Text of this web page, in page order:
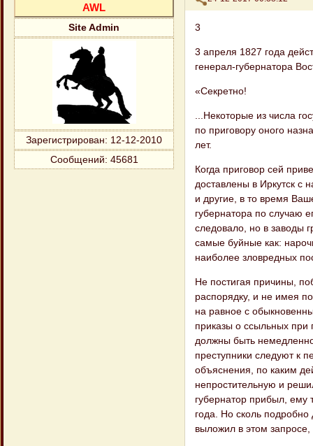
AWL
Site Admin
Зарегистрирован: 12-12-2010
Сообщений: 45681
3
3 апреля 1827 года
генерал-губернатора
«Секретно!
...Некоторые из числа
по при​говору оного
лет.
Когда приговор сей
доставлены в Иркутск с
и другие, в то время
губернатора по случаю
следовало, но в заводы
самые буйные как:
наиболее зловредных
Не постигая причины,
распорядку, и не имея
на равное с
приказы о ссыльных
должны быть
преступники следуют к
объяснения, по каким
непростительную и
губернатор при​был, ему
года. Но сколь
выложил в этом